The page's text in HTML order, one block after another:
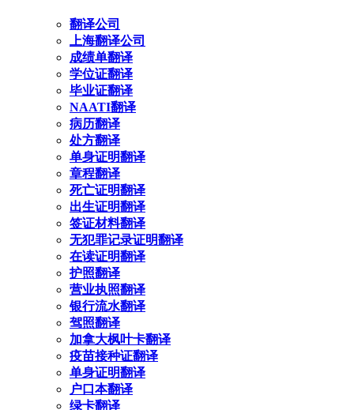
翻译公司
上海翻译公司
成绩单翻译
学位证翻译
毕业证翻译
NAATI翻译
病历翻译
处方翻译
单身证明翻译
章程翻译
死亡证明翻译
出生证明翻译
签证材料翻译
无犯罪记录证明翻译
在读证明翻译
护照翻译
营业执照翻译
银行流水翻译
驾照翻译
加拿大枫叶卡翻译
疫苗接种证翻译
单身证明翻译
户口本翻译
绿卡翻译